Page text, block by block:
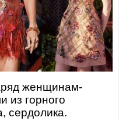
женщинам-
из горного
сердолика.